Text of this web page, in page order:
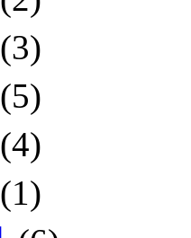
(3)
(5)
(4)
(1)